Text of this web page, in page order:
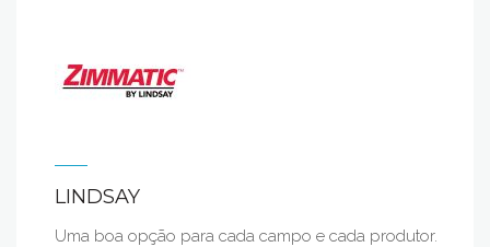
LINDSAY
Uma boa opção para cada campo e cada produtor.